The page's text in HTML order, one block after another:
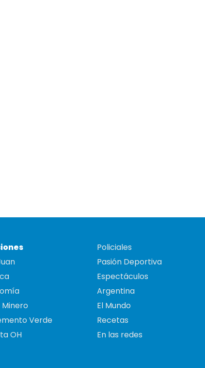
Minero
Verde
OH
Policiales
Pasión Deportiva
Espectáculos
Argentina
El Mundo
Recetas
En las redes